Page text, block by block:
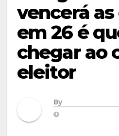
vencerá
em 26 é
chegar ao
eleitor
By